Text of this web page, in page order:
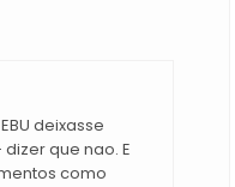
deixasse
que nao. E
como